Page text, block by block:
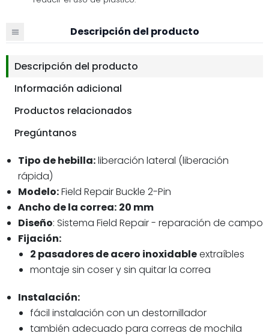
Descripción del producto
Descripción del producto
Información adicional
Productos relacionados
Pregúntanos
Tipo de hebilla:liberación lateral (liberación
rápida)
Modelo:Field Repair Buckle 2-Pin
Ancho de la correa: 20 mm
Diseño: Sistema Field Repair - reparación de campo
Fijación:
2 pasadores de acero inoxidableextraíbles
montaje sin coser y sin quitar la correa
Instalación:
fácil instalación con un destornillador
también adecuado para correas de mochila